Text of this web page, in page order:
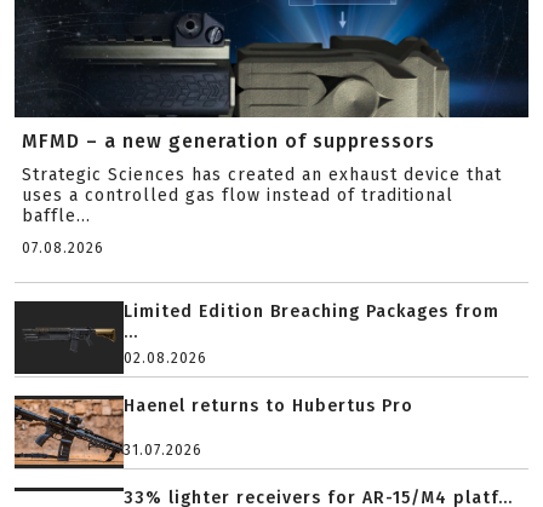
MFMD – a new generation of suppressors
Strategic Sciences has created an exhaust device that
uses a controlled gas flow instead of traditional
baffle...
07.08.2026
Limited Edition Breaching Packages from
...
02.08.2026
Haenel returns to Hubertus Pro
31.07.2026
33% lighter receivers for AR-15/M4 platf...